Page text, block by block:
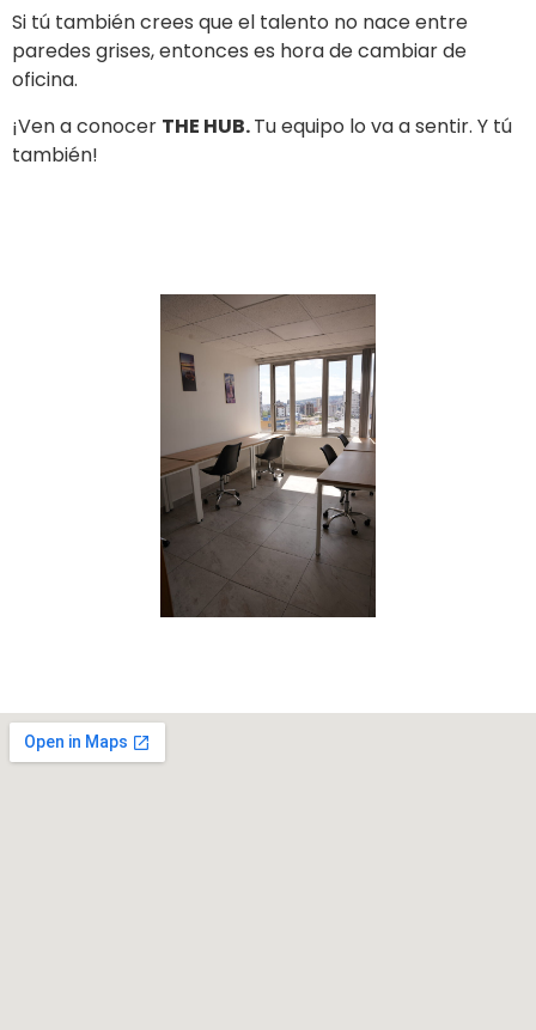
Si tú también crees que el talento no nace entre
paredes grises, entonces es hora de cambiar de
oficina.
¡Ven a conocer THE HUB.Tu equipo lo va a sentir. Y tú
también!